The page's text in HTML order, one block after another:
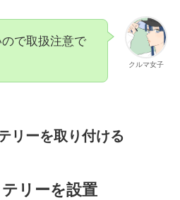
クルマ女子
で取扱注意で
リーを取り付ける
リーを設置